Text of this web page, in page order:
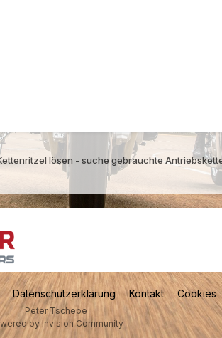
lösen - suche gebrauchte
Datenschutzerklärung Kontakt Cookies
Peter Tschepe
by Invision Community